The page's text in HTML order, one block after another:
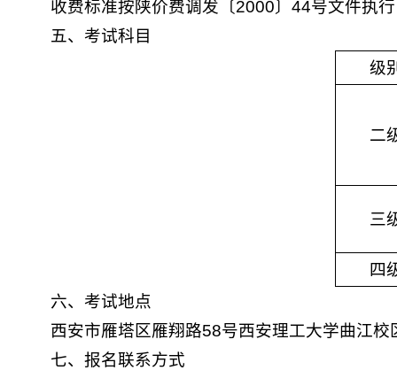
收费标准按陕价费调发〔2000〕44号文件执
五、考试科目
级
二
三
四
六、 考试地点
西安市雁塔区雁翔路58号西安理工大学曲江校
七、报名联系方式